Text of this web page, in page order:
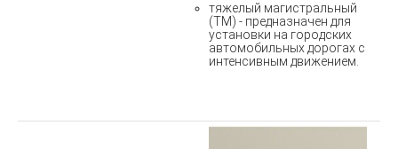
тяжелый магистральный
(ТМ) - предназначен для
установки на городских
автомобильных дорогах с
интенсивным движением.